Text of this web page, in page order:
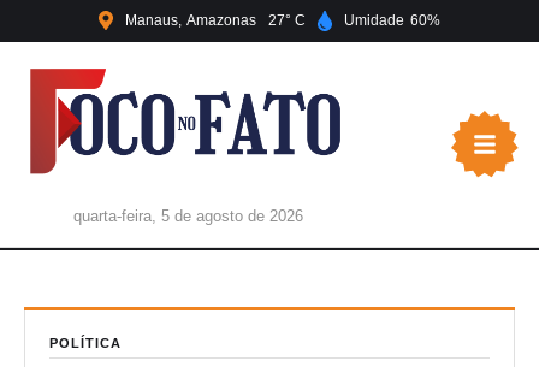
Manaus Amazonas 27 Umidade 60
quarta-feira, 5 de agosto de 2026
POLÍTICA